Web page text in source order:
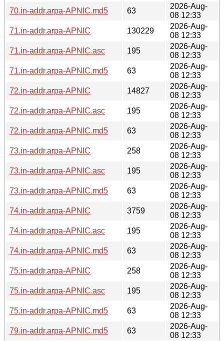
70.in-addr.arpa-APNIC.md5
63
2026-Aug-
08 12:33
71.in-addr.arpa-APNIC
130229
2026-Aug-
08 12:33
71.in-addr.arpa-APNIC.asc
195
2026-Aug-
08 12:33
71.in-addr.arpa-APNIC.md5
63
2026-Aug-
08 12:33
72.in-addr.arpa-APNIC
14827
2026-Aug-
08 12:33
72.in-addr.arpa-APNIC.asc
195
2026-Aug-
08 12:33
72.in-addr.arpa-APNIC.md5
63
2026-Aug-
08 12:33
73.in-addr.arpa-APNIC
258
2026-Aug-
08 12:33
73.in-addr.arpa-APNIC.asc
195
2026-Aug-
08 12:33
73.in-addr.arpa-APNIC.md5
63
2026-Aug-
08 12:33
74.in-addr.arpa-APNIC
3759
2026-Aug-
08 12:33
74.in-addr.arpa-APNIC.asc
195
2026-Aug-
08 12:33
74.in-addr.arpa-APNIC.md5
63
2026-Aug-
08 12:33
75.in-addr.arpa-APNIC
258
2026-Aug-
08 12:33
75.in-addr.arpa-APNIC.asc
195
2026-Aug-
08 12:33
75.in-addr.arpa-APNIC.md5
63
2026-Aug-
08 12:33
79.in-addr.arpa-APNIC.md5
63
2026-Aug-
08 12:33